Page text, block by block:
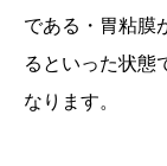
である・胃粘膜
るといった状態
なります。